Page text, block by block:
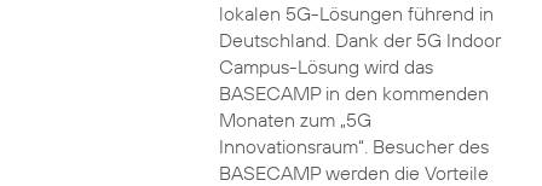
lokalen 5G-Lösungen führend in
Deutschland. Dank der 5G Indoor
Campus-Lösung wird das
BASECAMP in den kommenden
Monaten zum „5G
Innovationsraum“. Besucher des
BASECAMP werden die Vorteile